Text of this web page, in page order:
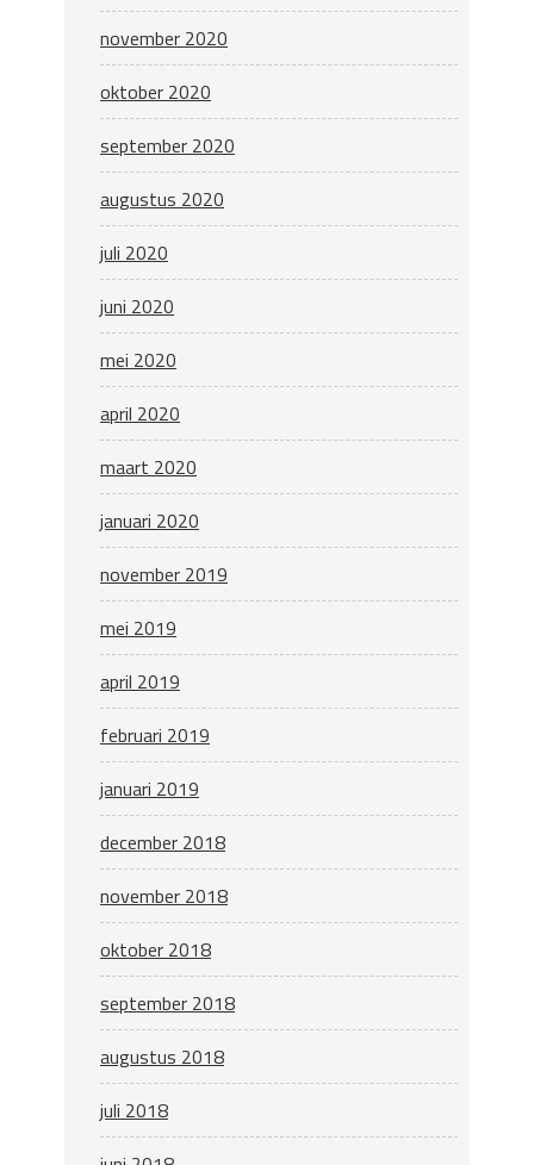
november 2020
oktober 2020
september 2020
augustus 2020
juli 2020
juni 2020
mei 2020
april 2020
maart 2020
januari 2020
november 2019
mei 2019
april 2019
februari 2019
januari 2019
december 2018
november 2018
oktober 2018
september 2018
augustus 2018
juli 2018